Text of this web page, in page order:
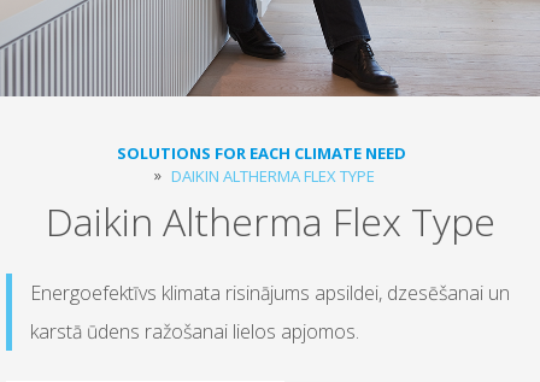
SOLUTIONS FOR EACH CLIMATE NEED
DAIKIN ALTHERMA FLEX TYPE
Daikin Altherma Flex Type
Energoefektīvs klimata risinājums apsildei, dzesēšanai un
karstā ūdens ražošanai lielos apjomos.